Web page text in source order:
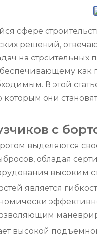
сфере
решений,
на строительных
как
В этой
они
с
выделяются
обладая
является
высокой